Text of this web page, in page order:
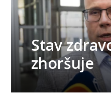
Stav
zhoršuje